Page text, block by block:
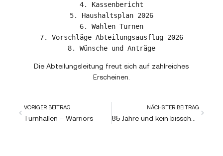
4. Kassenbericht
5. Haushaltsplan 2026
6. Wahlen Turnen
7. Vorschläge Abteilungsausflug 2026
8. Wünsche und Anträge
Die Abteilungsleitung freut sich auf zahlreiches
Erscheinen.
VORIGER BEITRAG
Turnhallen – Warriors
NÄCHSTER BEITRAG